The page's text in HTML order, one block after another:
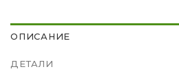
ОПИСАНИЕ
ДЕТАЛИ